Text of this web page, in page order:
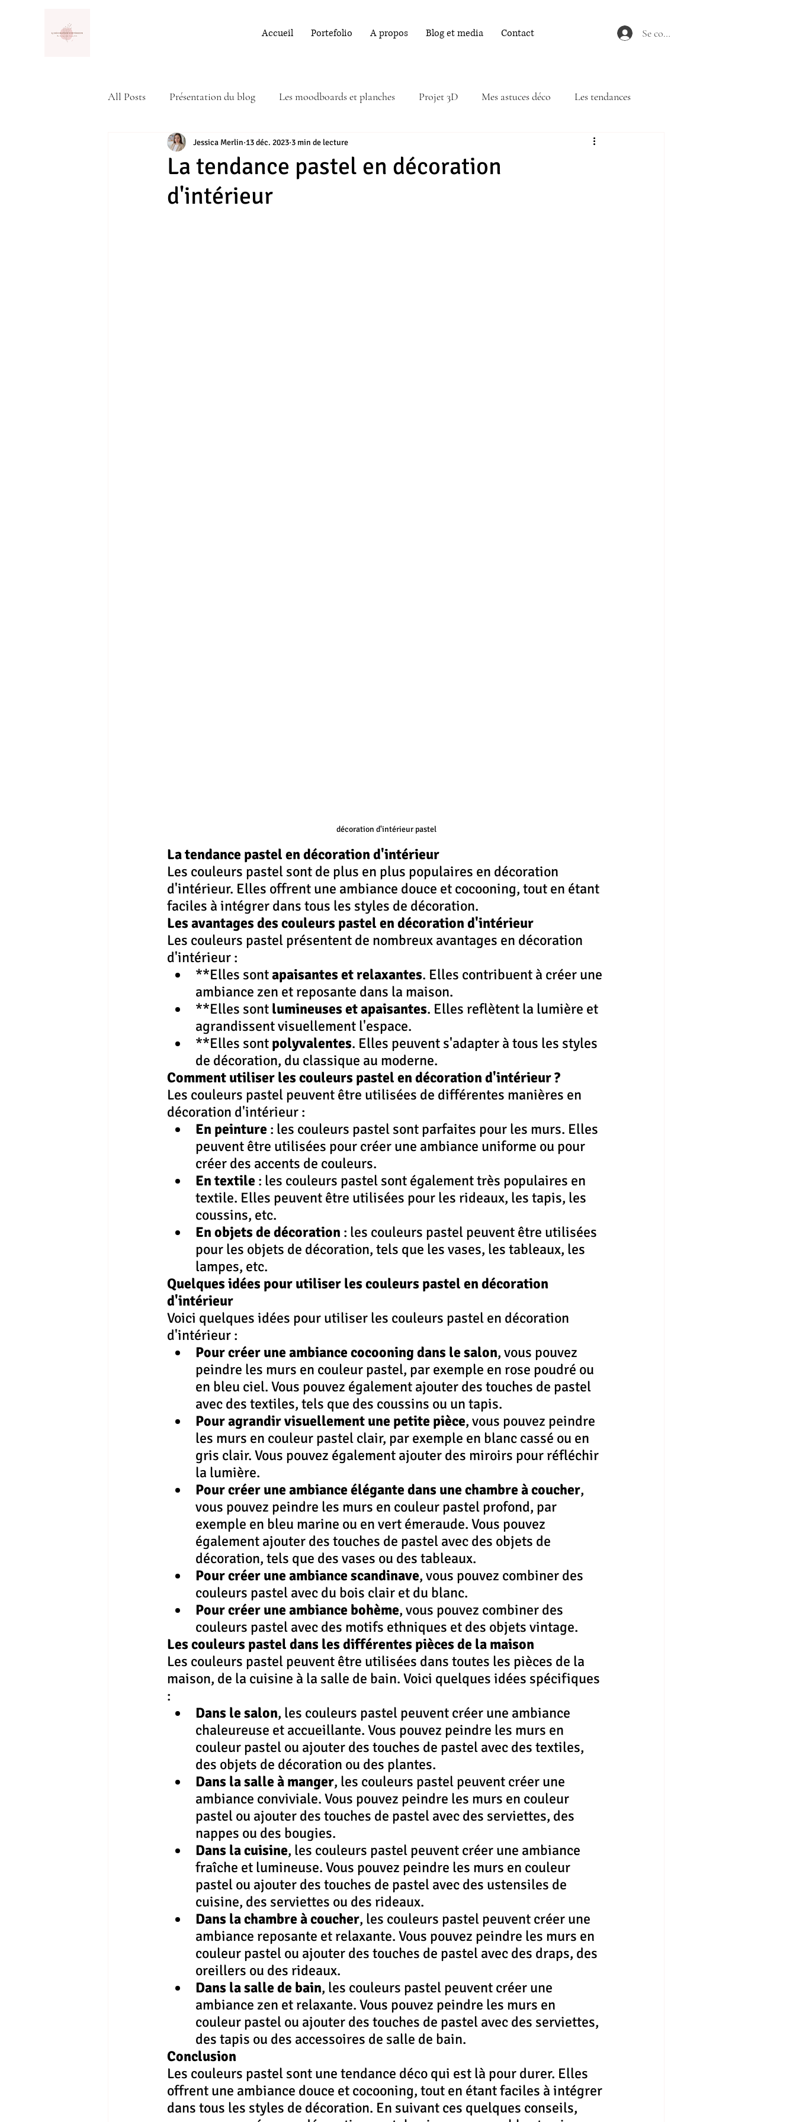
Accueil Portefolio A propos Blog et media Contact Se connecter
All Posts Présentation du blog Les moodboards et planches Projet 3D Mes astuces déco Les tendances
Actualité
La tendance pastel en décoration
d'intérieur
Jessica Merlin 13 déc. 2023 3 min de lecture
décoration d'intérieur pastel
La tendance pastel en décoration d'intérieur
Les couleurs pastel sont de plus en plus populaires en décoration
d'intérieur. Elles offrent une ambiance douce et cocooning, tout en étant
faciles à intégrer dans tous les styles de décoration.
Les avantages des couleurs pastel en décoration d'intérieur
Les couleurs pastel présentent de nombreux avantages en décoration
d'intérieur :
**Elles sont apaisantes et relaxantes. Elles contribuent à créer une
ambiance zen et reposante dans la maison.
**Elles sont lumineuses et apaisantes. Elles reflètent la lumière et
agrandissent visuellement l'espace.
**Elles sont polyvalentes. Elles peuvent s'adapter à tous les styles
de décoration, du classique au moderne.
Comment utiliser les couleurs pastel en décoration d'intérieur ?
Les couleurs pastel peuvent être utilisées de différentes manières en
décoration d'intérieur :
En peinture : les couleurs pastel sont parfaites pour les murs. Elles
peuvent être utilisées pour créer une ambiance uniforme ou pour
créer des accents de couleurs.
En textile : les couleurs pastel sont également très populaires en
textile. Elles peuvent être utilisées pour les rideaux, les tapis, les
coussins, etc.
En objets de décoration : les couleurs pastel peuvent être utilisées
pour les objets de décoration, tels que les vases, les tableaux, les
lampes, etc.
Quelques idées pour utiliser les couleurs pastel en décoration
d'intérieur
Voici quelques idées pour utiliser les couleurs pastel en décoration
d'intérieur :
Pour créer une ambiance cocooning dans le salon, vous pouvez
peindre les murs en couleur pastel, par exemple en rose poudré ou
en bleu ciel. Vous pouvez également ajouter des touches de pastel
avec des textiles, tels que des coussins ou un tapis.
Pour agrandir visuellement une petite pièce, vous pouvez peindre
les murs en couleur pastel clair, par exemple en blanc cassé ou en
gris clair. Vous pouvez également ajouter des miroirs pour réfléchir
la lumière.
Pour créer une ambiance élégante dans une chambre à coucher,
vous pouvez peindre les murs en couleur pastel profond, par
exemple en bleu marine ou en vert émeraude. Vous pouvez
également ajouter des touches de pastel avec des objets de
décoration, tels que des vases ou des tableaux.
Pour créer une ambiance scandinave, vous pouvez combiner des
couleurs pastel avec du bois clair et du blanc.
Pour créer une ambiance bohème, vous pouvez combiner des
couleurs pastel avec des motifs ethniques et des objets vintage.
Les couleurs pastel dans les différentes pièces de la maison
Les couleurs pastel peuvent être utilisées dans toutes les pièces de la
maison, de la cuisine à la salle de bain. Voici quelques idées spécifiques
:
Dans le salon, les couleurs pastel peuvent créer une ambiance
chaleureuse et accueillante. Vous pouvez peindre les murs en
couleur pastel ou ajouter des touches de pastel avec des textiles,
des objets de décoration ou des plantes.
Dans la salle à manger, les couleurs pastel peuvent créer une
ambiance conviviale. Vous pouvez peindre les murs en couleur
pastel ou ajouter des touches de pastel avec des serviettes, des
nappes ou des bougies.
Dans la cuisine, les couleurs pastel peuvent créer une ambiance
fraîche et lumineuse. Vous pouvez peindre les murs en couleur
pastel ou ajouter des touches de pastel avec des ustensiles de
cuisine, des serviettes ou des rideaux.
Dans la chambre à coucher, les couleurs pastel peuvent créer une
ambiance reposante et relaxante. Vous pouvez peindre les murs en
couleur pastel ou ajouter des touches de pastel avec des draps, des
oreillers ou des rideaux.
Dans la salle de bain, les couleurs pastel peuvent créer une
ambiance zen et relaxante. Vous pouvez peindre les murs en
couleur pastel ou ajouter des touches de pastel avec des serviettes,
des tapis ou des accessoires de salle de bain.
Conclusion
Les couleurs pastel sont une tendance déco qui est là pour durer. Elles
offrent une ambiance douce et cocooning, tout en étant faciles à intégrer
dans tous les styles de décoration. En suivant ces quelques conseils,